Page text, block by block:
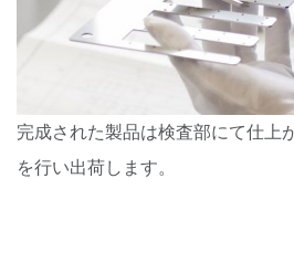
完成された製品は検査部にて仕上
を行い出荷します。